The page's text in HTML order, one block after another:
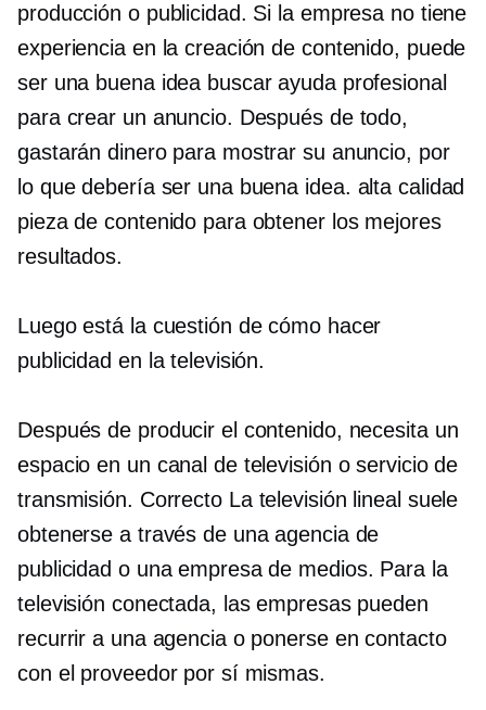
producción o publicidad. Si la empresa no tiene
experiencia en la creación de contenido, puede
ser una buena idea buscar ayuda profesional
para crear un anuncio. Después de todo,
gastarán dinero para mostrar su anuncio, por
lo que debería ser una buena idea. alta calidad
pieza de contenido para obtener los mejores
resultados.
Luego está la cuestión de cómo hacer
publicidad en la televisión.
Después de producir el contenido, necesita un
espacio en un canal de televisión o servicio de
transmisión. CorrectoLa televisión lineal suele
obtenerse a través de una agencia de
publicidad o una empresa de medios. Para la
televisión conectada, las empresas pueden
recurrir a una agencia o ponerse en contacto
con el proveedor por sí mismas.